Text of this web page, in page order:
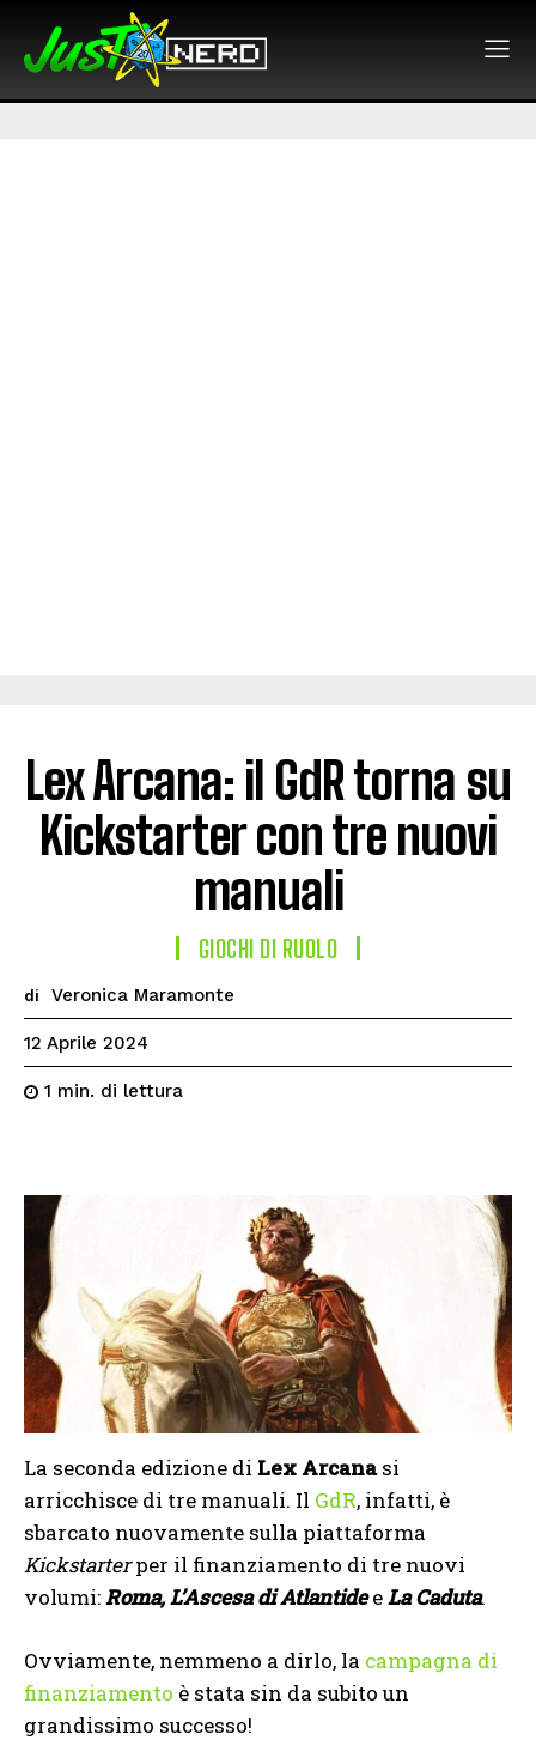
Lex Arcana: il GdR torna su
Kickstarter con tre nuovi
manuali
GIOCHI DI RUOLO
di Veronica Maramonte
12 Aprile 2024
1 min. di lettura
La seconda edizione di Lex Arcanasi
arricchisce di tre manuali. Il GdR, infatti, è
sbarcato nuovamente sulla piattaforma
Kickstarterper il finanziamento di tre nuovi
volumi:Roma, L’Ascesa di AtlantideeLa Caduta.
Ovviamente, nemmeno a dirlo, la campagna di
finanziamento è stata sin da subito un
grandissimo successo!